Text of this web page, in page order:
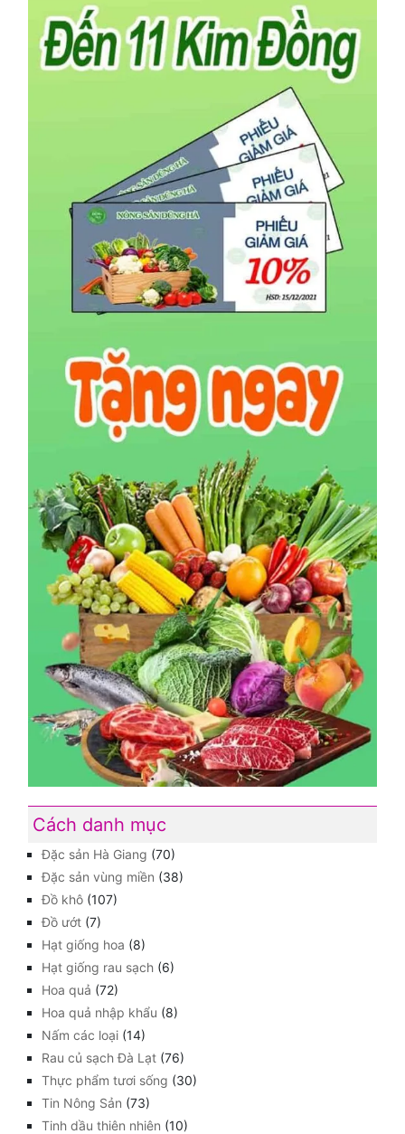
Cách danh mục
Đặc sản Hà Giang (70)
Đặc sản vùng miền (38)
Đồ khô (107)
Đồ ướt (7)
Hạt giống hoa (8)
Hạt giống rau sạch (6)
Hoa quả (72)
Hoa quả nhập khẩu (8)
Nấm các loại (14)
Rau củ sạch Đà Lạt (76)
Thực phẩm tươi sống (30)
Tin Nông Sản (73)
Tinh dầu thiên nhiên (10)